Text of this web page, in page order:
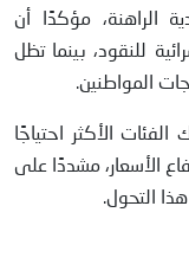
الراهنة، مؤكدًا أن
للنقود، بينما تظل
المواطنين.
الأكثر احتياجًا
الأسعار، مشددًا على
التحول.